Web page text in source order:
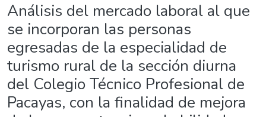
Análisis del mercado laboral al que
se incorporan las personas
egresadas de la especialidad de
turismo rural de la sección diurna
del Colegio Técnico Profesional de
Pacayas, con la finalidad de mejora